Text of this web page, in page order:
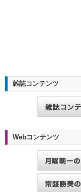
雑誌コンテンツ
Webコンテンツ